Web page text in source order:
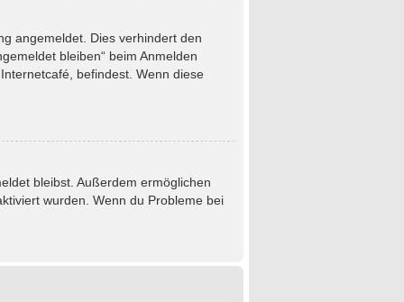
angemeldet. Dies verhindert den
bleiben“ beim Anmelden
befindest. Wenn diese
bleibst. Außerdem ermöglichen
wurden. Wenn du Probleme bei